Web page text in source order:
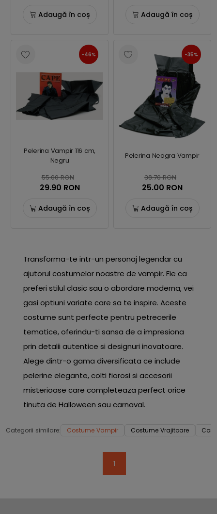
Adaugă în coș Adaugă în coș
-46%
Pelerina Vampir 116 cm,
Negru
55.00 RON
29.90 RON
Adaugă în coș
-35%
Pelerina Neagra Vampir
38.70 RON
25.00 RON
Adaugă în coș
Transforma-te intr-un personaj legendar cu
ajutorul costumelor noastre de vampir. Fie ca
preferi stilul clasic sau o abordare moderna, vei
gasi optiuni variate care sa te inspire. Aceste
costume sunt perfecte pentru petrecerile
tematice, oferindu-ti sansa de a impresiona
prin detalii autentice si designuri inovatoare.
Alege dintr-o gama diversificata ce include
pelerine elegante, colti fiorosi si accesorii
misterioase care completeaza perfect orice
tinuta de Halloween sau carnaval.
Categorii similare: Costume Vampir Costume Vrajitoare
1